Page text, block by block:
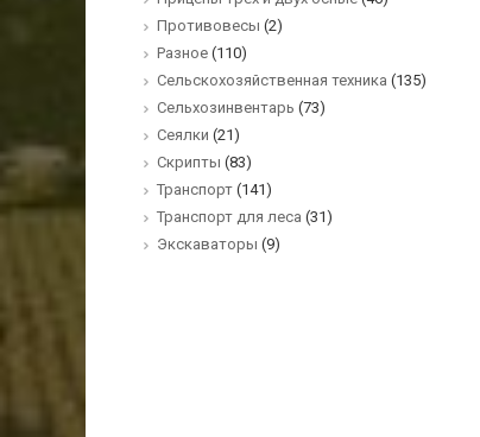
Противовесы (2)
Разное (110)
Сельскохозяйственная техника (135)
Сельхозинвентарь (73)
Сеялки (21)
Скрипты (83)
Транспорт (141)
Транспорт для леса (31)
Экскаваторы (9)